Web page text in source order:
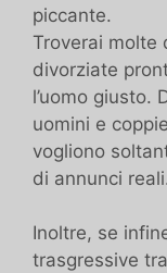
piccante.
Troverai molte
divorziate
l’uomo giusto.
uomini e
vogliono
di annunci
Inoltre, se
trasgressive